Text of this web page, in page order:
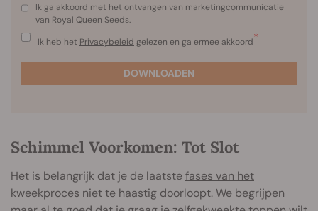
Ik ga akkoord met het ontvangen van marketingcommunicatie
van Royal Queen Seeds.
Ik heb het Privacybeleid gelezen en ga ermee akkoord*
DOWNLOADEN
Schimmel Voorkomen: Tot Slot
Het is belangrijk dat je de laatstefases van het
kweekproces niet te haastig doorloopt. We begrijpen